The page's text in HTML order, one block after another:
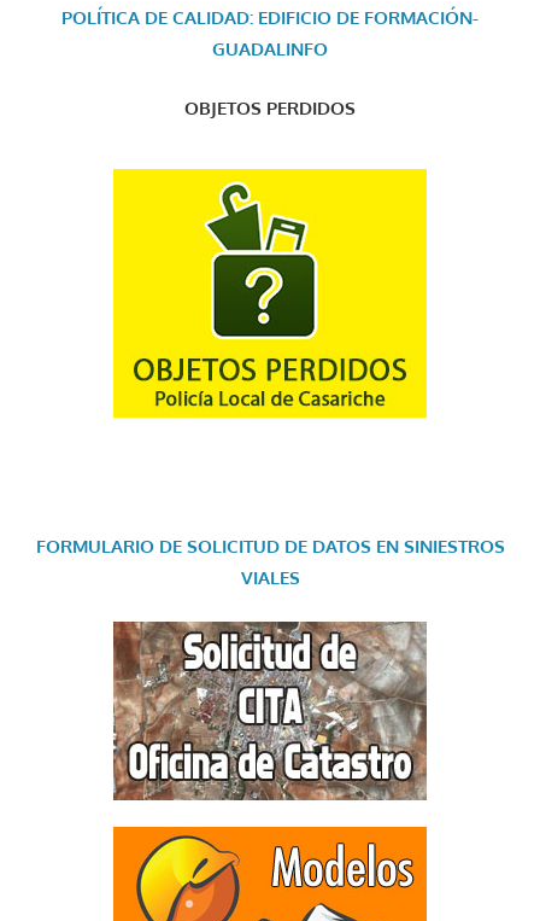
POLÍTICA DE CALIDAD: EDIFICIO DE FORMACIÓN-
GUADALINFO
OBJETOS PERDIDOS
FORMULARIO DE SOLICITUD DE DATOS EN SINIESTROS
VIALES